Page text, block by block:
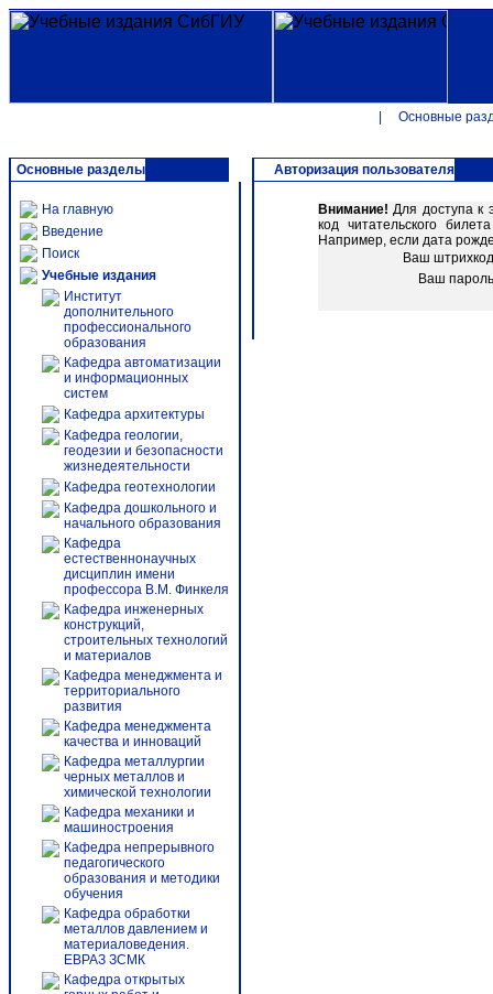
Основные
Основные разделы
На главную
Введение
Поиск
Учебные издания
Институт
дополнительного
профессионального
образования
Кафедра автоматизации
и информационных
систем
Кафедра архитектуры
Кафедра геологии,
геодезии и безопасности
жизнедеятельности
Кафедра геотехнологии
Кафедра дошкольного и
начального образования
Кафедра
естественнонаучных
дисциплин имени
профессора В.М. Финкеля
Кафедра инженерных
конструкций,
строительных технологий
и материалов
Кафедра менеджмента и
территориального
развития
Кафедра менеджмента
качества и инноваций
Кафедра металлургии
черных металлов и
химической технологии
Кафедра механики и
машиностроения
Кафедра непрерывного
педагогического
образования и методики
обучения
Кафедра обработки
металлов давлением и
материаловедения.
ЕВРАЗ ЗСМК
Кафедра открытых
Авторизация пользователя
Внимание! Для доступа к
код читательского
Например, если дата
Ваш
Ваш